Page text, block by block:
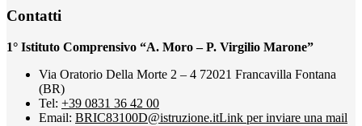
Contatti
1° Istituto Comprensivo “A. Moro – P. Virgilio Marone”
Via Oratorio Della Morte 2 – 4 72021 Francavilla Fontana
(BR)
Tel: +39 0831 36 42 00
Email: BRIC83100D@istruzione.itLink per inviare una mail